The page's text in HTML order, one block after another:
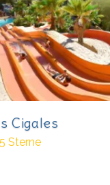
Cigales
Sterne